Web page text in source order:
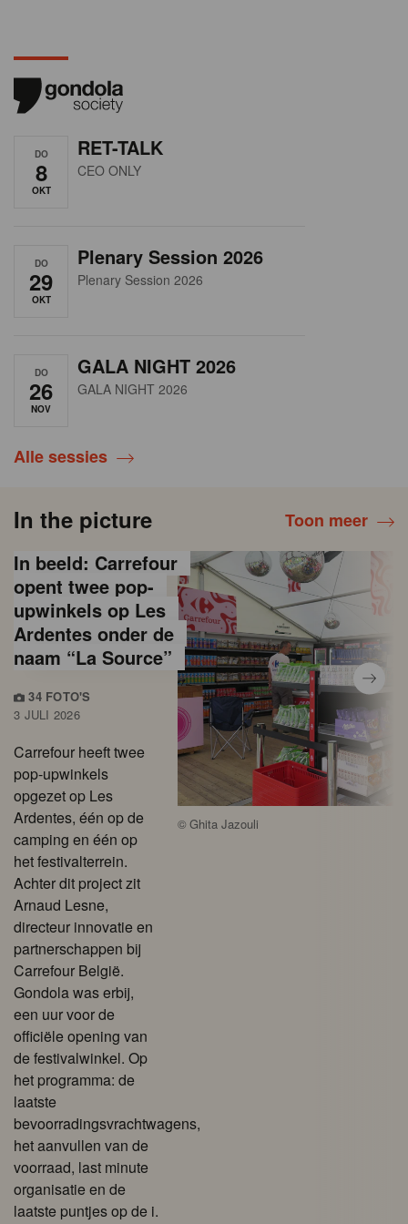
DO
8
OKT
RET-TALK
CEO ONLY
DO
29
OKT
Plenary Session 2026
Plenary Session 2026
DO
26
NOV
GALA NIGHT 2026
GALA NIGHT 2026
Alle sessies
In the picture Toon meer
In beeld: Carrefour
opent twee pop-
upwinkels op Les
Ardentes onder de
naam “La Source”
34 FOTO'S
3 JULI 2026
Carrefour heeft twee
pop-upwinkels
opgezet op Les
Ardentes, één op de
camping en één op
het festivalterrein.
Achter dit project zit
Arnaud Lesne,
directeur innovatie en
partnerschappen bij
Carrefour België.
Gondola was erbij,
een uur voor de
officiële opening van
de festivalwinkel. Op
het programma: de
laatste
bevoorradingsvrachtwagens,
het aanvullen van de
voorraad, last minute
organisatie en de
laatste puntjes op de i.
©Ghita Jazouli